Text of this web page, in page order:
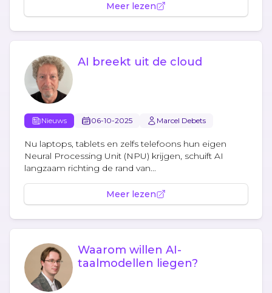
Meer lezen
AI breekt uit de cloud
Nieuws 06-10-2025 Marcel Debets
Nu laptops, tablets en zelfs telefoons hun eigen
Neural Processing Unit (NPU) krijgen, schuift AI
langzaam richting de rand van...
Meer lezen
Waarom willen AI-
taalmodellen liegen?